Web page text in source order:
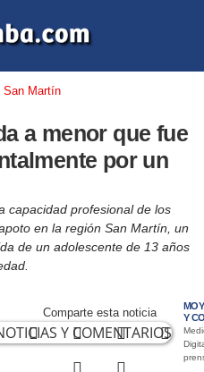
San Martín
a menor que fue
por un
capacidad profesional de los
en la región San Martín, un
de un adolescente de 13 años
Y
Comparte esta noticia